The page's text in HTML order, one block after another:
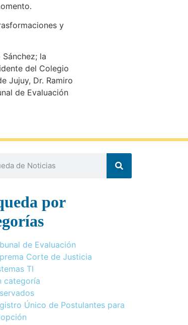
y
la
del Colegio
Jujuy, Dr. Ramiro
de Evaluación
por
de Evaluación
Corte de Justicia
TI
categoría
Único de Postulantes para